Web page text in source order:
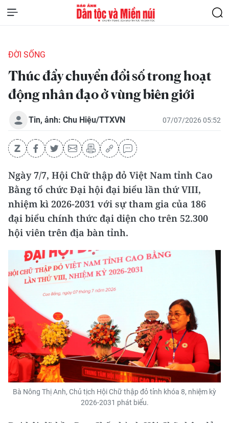
ĐỜI SỐNG
Thúc đẩy chuyển đổi số trong hoạt
động nhân đạo ở vùng biên giới
Tin, ảnh: Chu Hiệu/TTXVN 07/07/2026 05:52
Ngày 7/7, Hội Chữ thập đỏ Việt Nam tỉnh Cao
Bằng tổ chức Đại hội đại biểu lần thứ VIII,
nhiệm kì 2026-2031 với sự tham gia của 186
đại biểu chính thức đại diện cho trên 52.300
hội viên trên địa bàn tỉnh.
Bà Nông Thị Anh, Chủ tịch Hội Chữ thập đỏ tỉnh khóa 8, nhiệm kỳ
2026-2031 phát biểu.